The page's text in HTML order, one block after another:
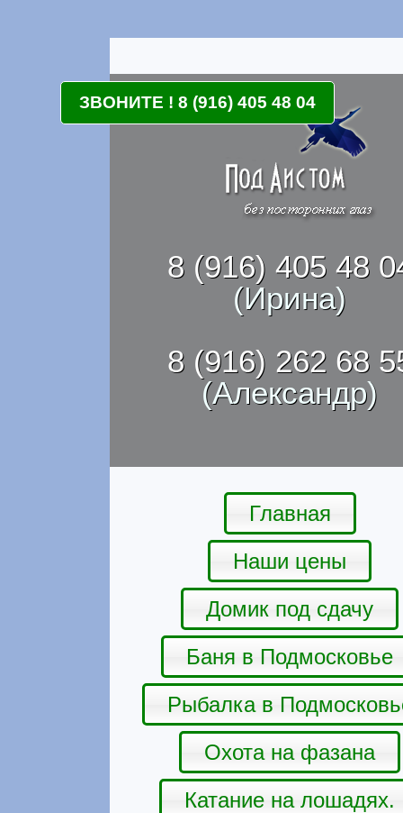
8 (916) 405 48
(Ирина)
8 (916) 262 68
(Александр)
Главная
Наши цены
Домик под сдачу
Баня в Подмосковье
Рыбалка в
Охота на фазана
Катание на лошадях.
ЗВОНИТЕ ! 8 (916) 405 48 04